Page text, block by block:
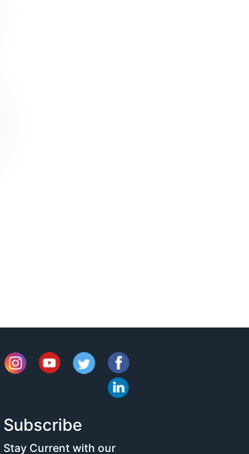
Subscribe
Stay Current with our